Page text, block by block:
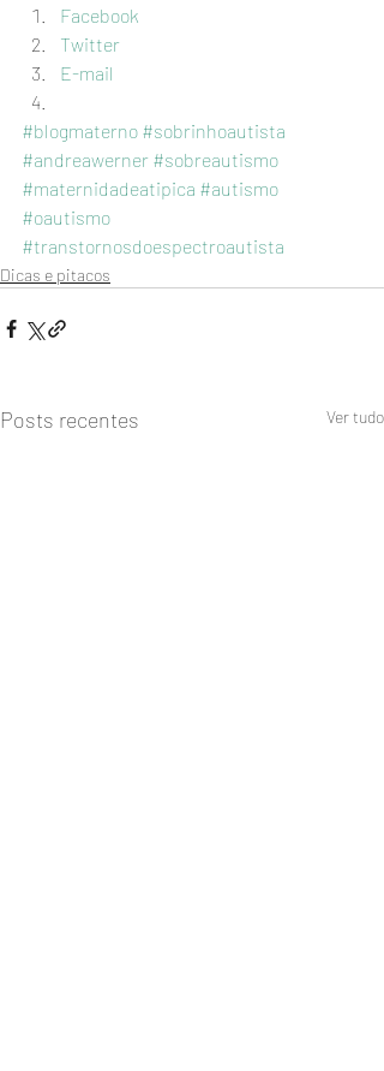
Facebook
Twitter
E-mail
#blogmaterno #sobrinhoautista
#andreawerner #sobreautismo
#maternidadeatipica #autismo
#oautismo
#transtornosdoespectroautista
Dicas e pitacos
Posts recentes Ver tudo